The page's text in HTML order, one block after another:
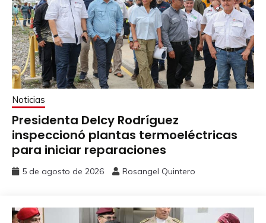
Noticias
Presidenta Delcy Rodríguez
inspeccionó plantas termoeléctricas
para iniciar reparaciones
5 de agosto de 2026 Rosangel Quintero